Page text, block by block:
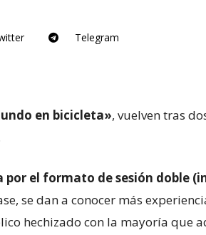
Telegram
en bicicleta», vuelven tras
por el formato de sesión doble
se dan a conocer más
hechizado con la mayoría que